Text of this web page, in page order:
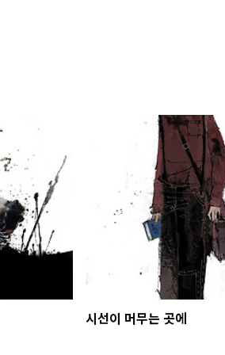
시선이 머무는 곳에